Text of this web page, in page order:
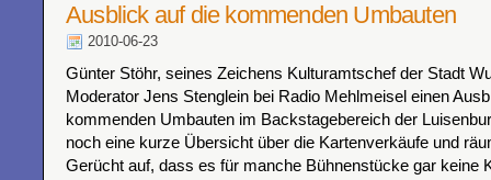
Ausblick auf die kommenden Umbauten
2010-06-23
Günter Stöhr, seines Zeichens Kulturamtschef der Stadt
Moderator Jens Stenglein bei Radio Mehlmeisel einen
kommenden Umbauten im Backstagebereich der
noch eine kurze Übersicht über die Kartenverkäufe und
Gerücht auf, dass es für manche Bühnenstücke gar keine